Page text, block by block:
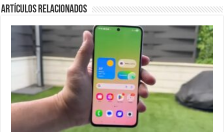
Artículos relacionados